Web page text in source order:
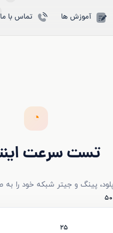
آموزش ها تماس با ما
◔
تست سرعت
پینگ و جیتر شبکه خود را به
۲۵
۵۰